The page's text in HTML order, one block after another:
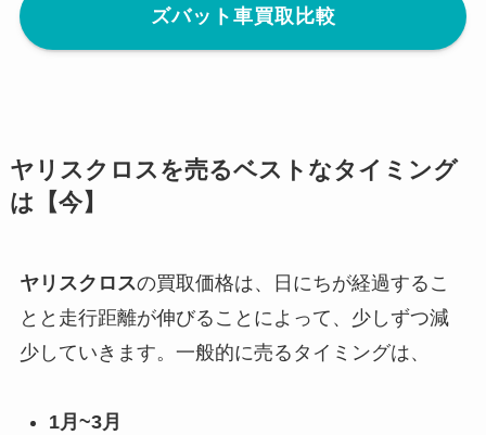
ズバット車買取比較
ヤリスクロス を売るベストなタイミング
は【今】
ヤリスクロスの買取価格は、日にちが経過するこ
とと走行距離が伸びることによって、少しずつ減
少していきます。一般的に売るタイミングは、
1月~3月